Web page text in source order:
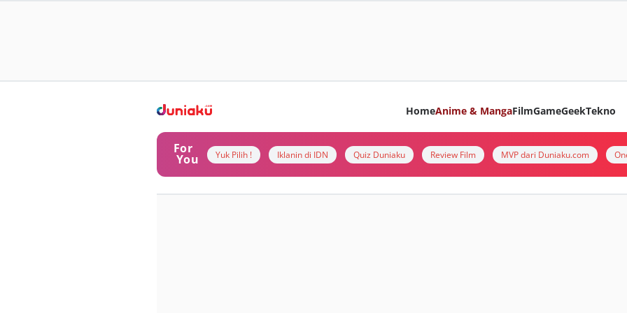
HomeAnime & MangaFilmGameGeekTekno
For
You Yuk Pilih ! Iklanin di IDN Quiz Duniaku Review Film MVP dari Duniaku.com